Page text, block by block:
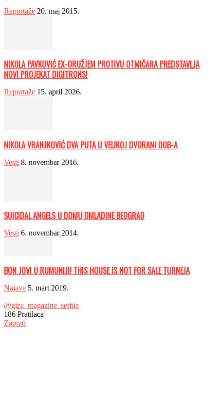
Reportaže 20. maj 2015.
NIKOLA PAVKOVIĆ EX-ORUŽJEM PROTIVU OTMIČARA PREDSTAVLJA
NOVI PROJEKAT DIGITRONS!
Reportaže 15. april 2026.
NIKOLA VRANJKOVIĆ DVA PUTA U VELIKOJ DVORANI DOB-A
Vesti 8. novembar 2016.
SUICIDAL ANGELS U DOMU OMLADINE BEOGRAD
Vesti 6. novembar 2014.
BON JOVI U RUMUNIJI! THIS HOUSE IS NOT FOR SALE TURNEJA
Najave 5. mart 2019.
@giza_magazine_serbia
186 Pratilaca
Zaprati